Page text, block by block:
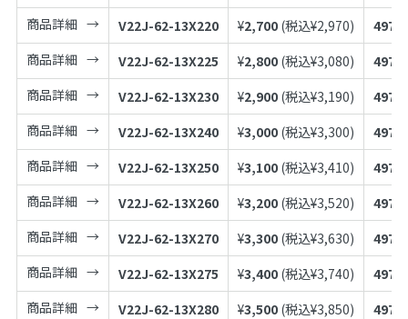
商品詳細
V22J-62-13X220 ¥2,700 (税込¥2,970)
商品詳細
V22J-62-13X225 ¥2,800 (税込¥3,080)
商品詳細
V22J-62-13X230 ¥2,900 (税込¥3,190)
商品詳細
V22J-62-13X240 ¥3,000 (税込¥3,300)
商品詳細
V22J-62-13X250 ¥3,100 (税込¥3,410)
商品詳細
V22J-62-13X260 ¥3,200 (税込¥3,520)
商品詳細
V22J-62-13X270 ¥3,300 (税込¥3,630)
商品詳細
V22J-62-13X275 ¥3,400 (税込¥3,740)
商品詳細
V22J-62-13X280 ¥3,500 (税込¥3,850)